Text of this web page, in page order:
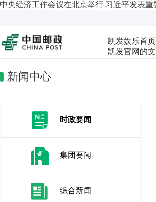
中央经济工作会议在北京举行 习近平发表重
凯发娱乐首页
凯发官网的
新闻中心
时政要闻
集团要闻
综合新闻